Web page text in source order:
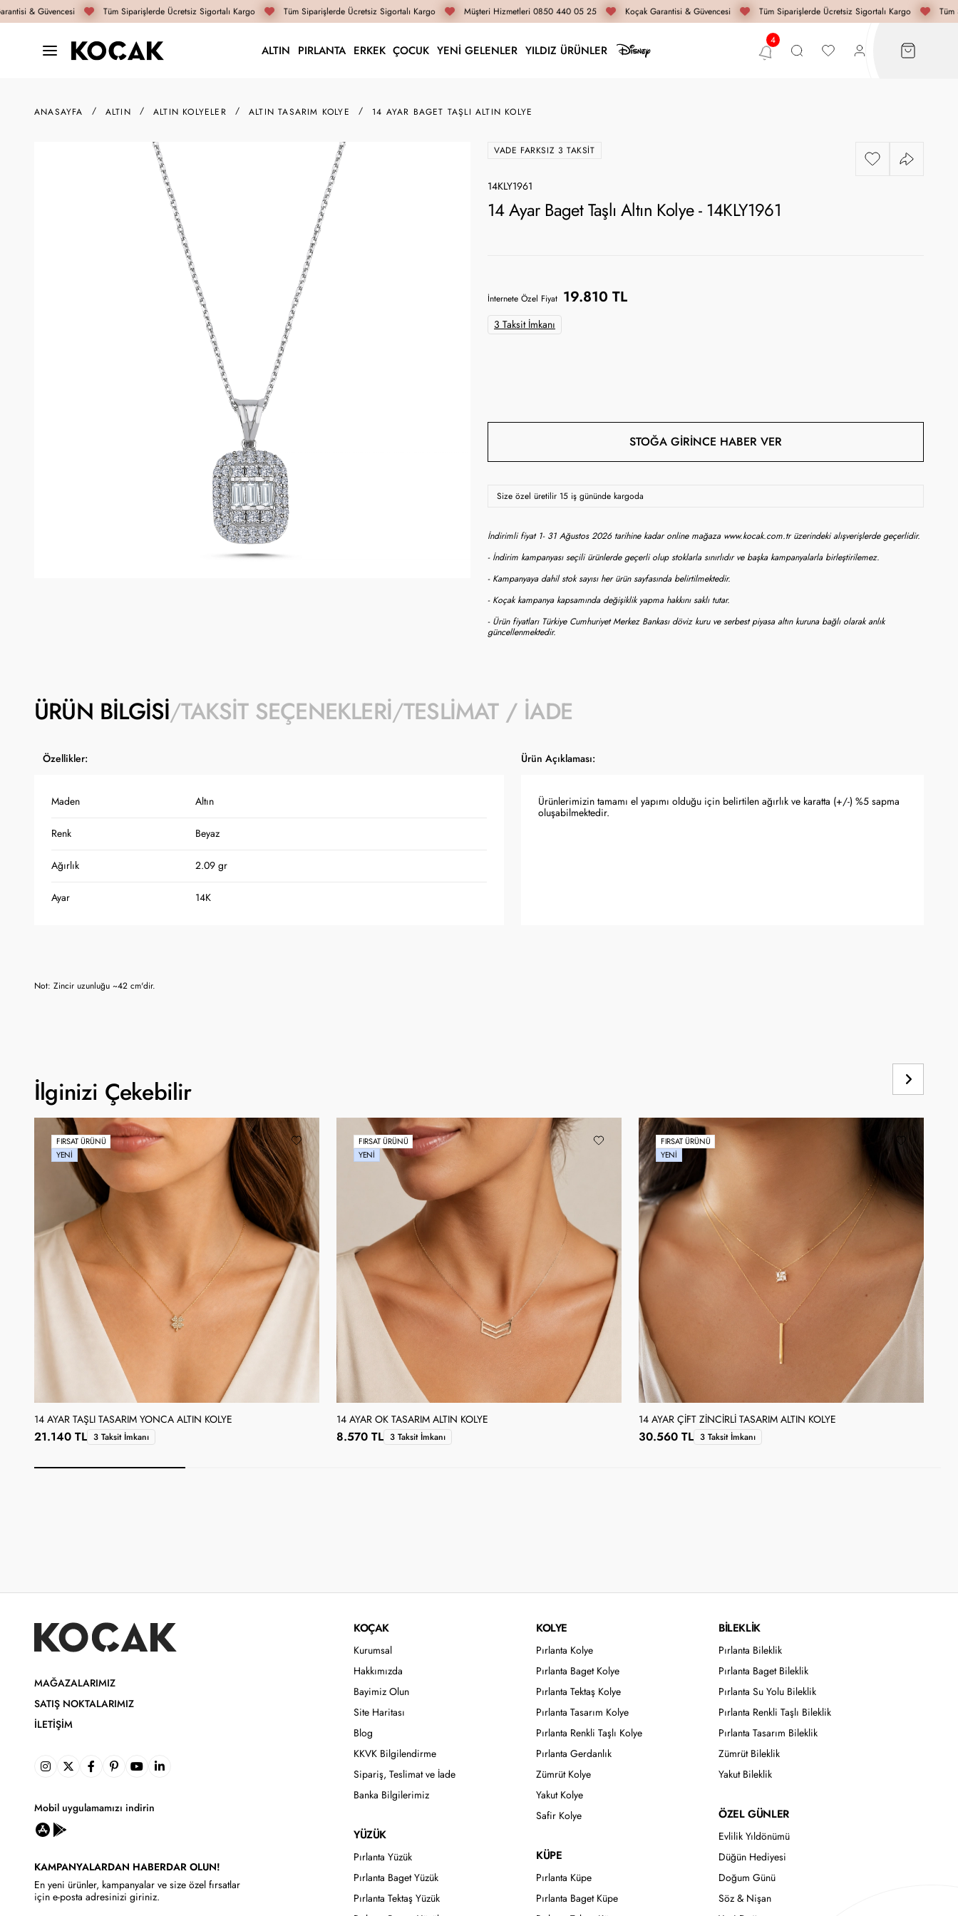
& Güvencesi Tüm Siparişlerde Ücretsiz Sigortalı Kargo Tüm Siparişlerde Ücretsiz Sigortalı Kargo Müşteri Hizmetleri 0850 440 05 25 Koçak Garantisi & Güvencesi Tüm Siparişlerde Ücretsiz Sigortalı Kargo Tüm
ALTIN PIRLANTA ERKEK ÇOCUK YENİ GELENLER YILDIZ ÜRÜNLER
ANASAYFA ALTIN ALTIN KOLYELER ALTIN TASARIM KOLYE 14 AYAR BAGET TAŞLI ALTIN KOLYE
VADE FARKSIZ 3 TAKSIT
14KLY1961
14 Ayar Baget Taşlı Altın Kolye - 14KLY1961
İnternete Özel Fiyat 19.810 TL
3 Taksit İmkanı
STOĞA GIRINCE HABER VER
Size özel üretilir 15 iş gününde kargoda
İndirimli fiyat 1- 31 Ağustos 2026 tarihine kadar online mağaza www.kocak.com.tr üzerindeki alışverişlerde geçerlidir.
- İndirim kampanyası seçili ürünlerde geçerli olup stoklarla sınırlıdır ve başka kampanyalarla birleştirilemez.
- Kampanyaya dahil stok sayısı her ürün sayfasında belirtilmektedir.
- Koçak kampanya kapsamında değişiklik yapma hakkını saklı tutar.
- Ürün fiyatları Türkiye Cumhuriyet Merkez Bankası döviz kuru ve serbest piyasa altın kuruna bağlı olarak anlık
güncellenmektedir.
ÜRÜN BILGISI TAKSIT SEÇENEKLERI TESLIMAT / İADE
Özellikler: Ürün Açıklaması:
Maden Altın
Renk Beyaz
Ağırlık 2.09 gr
Ayar 14K
Ürünlerimizin tamamı el yapımı olduğu için belirtilen ağırlık ve karatta (+/-) %5 sapma
oluşabilmektedir.
Not: Zincir uzunluğu ~42 cm'dir.
İlginizi Çekebilir
FIRSAT ÜRÜNÜ
YENI
14 AYAR TAŞLI TASARIM YONCA ALTIN KOLYE
21.140 TL 3 Taksit İmkanı
FIRSAT ÜRÜNÜ
YENI
14 AYAR OK TASARIM ALTIN KOLYE
8.570 TL 3 Taksit İmkanı
FIRSAT ÜRÜNÜ
YENI
14 AYAR ÇIFT ZINCIRLI TASARIM ALTIN KOLYE
30.560 TL 3 Taksit İmkanı
MAĞAZALARIMIZ
SATIŞ NOKTALARIMIZ
İLETIŞIM
Mobil uygulamamızı indirin
KAMPANYALARDAN HABERDAR OLUN!
En yeni ürünler, kampanyalar ve size özel fırsatlar
için e-posta adresinizi giriniz.
KOÇAK
Kurumsal
Hakkımızda
Bayimiz Olun
Site Haritası
Blog
KKVK Bilgilendirme
Sipariş, Teslimat ve İade
Banka Bilgilerimiz
YÜZÜK
Pırlanta Yüzük
Pırlanta Baget Yüzük
Pırlanta Tektaş Yüzük
KOLYE
Pırlanta Kolye
Pırlanta Baget Kolye
Pırlanta Tektaş Kolye
Pırlanta Tasarım Kolye
Pırlanta Renkli Taşlı Kolye
Pırlanta Gerdanlık
Zümrüt Kolye
Yakut Kolye
Safir Kolye
KÜPE
Pırlanta Küpe
Pırlanta Baget Küpe
BİLEKLİK
Pırlanta Bileklik
Pırlanta Baget Bileklik
Pırlanta Su Yolu Bileklik
Pırlanta Renkli Taşlı Bileklik
Pırlanta Tasarım Bileklik
Zümrüt Bileklik
Yakut Bileklik
ÖZEL GÜNLER
Evlilik Yıldönümü
Düğün Hediyesi
Doğum Günü
Söz & Nişan